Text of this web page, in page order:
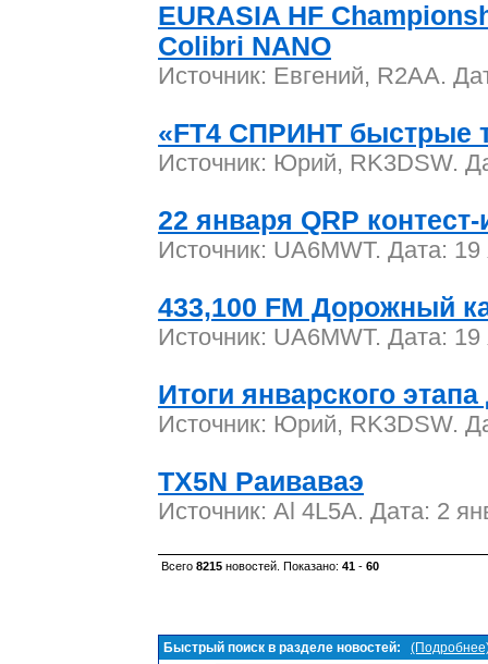
EURASIA HF
Colibri NANO
Источник: Евгений, R2AA.
«FT4 СПРИНТ быстрые
Источник: Юрий, RK3DSW.
22 января QRP
Источник: UA6MWT. Дата:
433,100 FM Дорожный
Источник: UA6MWT. Дата:
Итоги январского
Источник: Юрий, RK3DSW.
TX5N Раиваваэ
Источник: Al 4L5A. Дата: 2
Всего 8215 новостей. Показано: 41 - 60
Быстрый поиск в разделе новостей: